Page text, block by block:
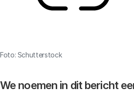
Foto: Schutterstock
We noemen in dit bericht